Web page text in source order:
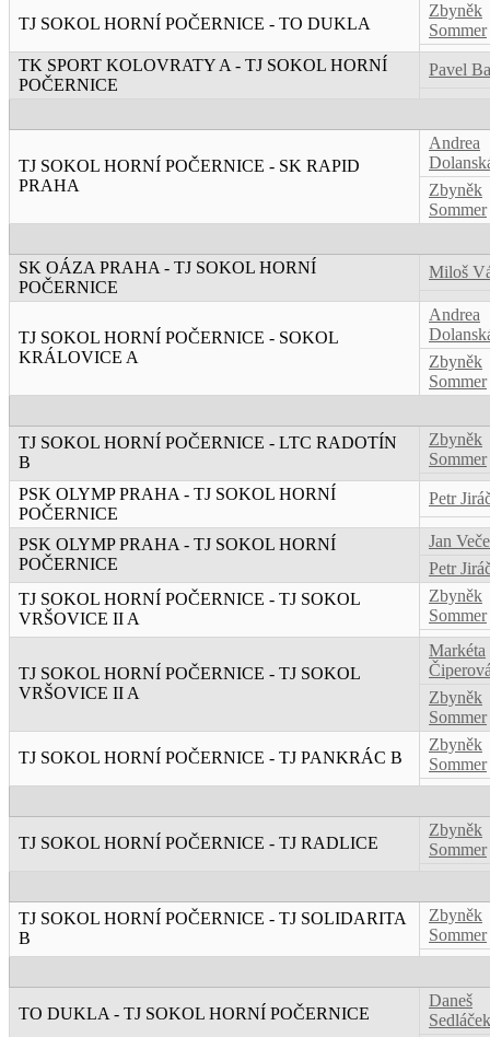
TJ SOKOL HORNÍ POČERNICE - TO DUKLA
Zbyněk
Sommer
TK SPORT KOLOVRATY A - TJ SOKOL HORNÍ
POČERNICE
Pavel
TJ SOKOL HORNÍ POČERNICE - SK RAPID
PRAHA
Andrea
Zbyněk
Sommer
SK OÁZA PRAHA - TJ SOKOL HORNÍ
POČERNICE
Miloš
TJ SOKOL HORNÍ POČERNICE - SOKOL
KRÁLOVICE A
Andrea
Zbyněk
Sommer
TJ SOKOL HORNÍ POČERNICE - LTC RADOTÍN
B
Zbyněk
Sommer
PSK OLYMP PRAHA - TJ SOKOL HORNÍ
POČERNICE
Petr
PSK OLYMP PRAHA - TJ SOKOL HORNÍ
POČERNICE
Jan
Petr
TJ SOKOL HORNÍ POČERNICE - TJ SOKOL
VRŠOVICE II A
Zbyněk
Sommer
TJ SOKOL HORNÍ POČERNICE - TJ SOKOL
VRŠOVICE II A
Markéta
Zbyněk
Sommer
TJ SOKOL HORNÍ POČERNICE - TJ PANKRÁC B
Zbyněk
Sommer
TJ SOKOL HORNÍ POČERNICE - TJ RADLICE
Zbyněk
Sommer
TJ SOKOL HORNÍ POČERNICE - TJ SOLIDARITA
B
Zbyněk
Sommer
TO DUKLA - TJ SOKOL HORNÍ POČERNICE
Daneš
Sedláček